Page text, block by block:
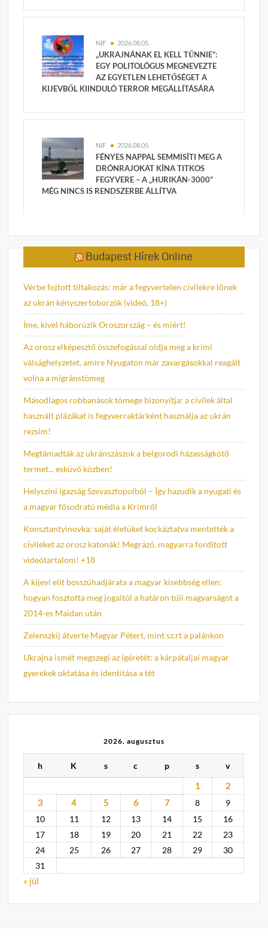
NIF 2026.08.05.
„UKRAJNÁNAK EL KELL TŰNNIE”:
EGY POLITOLÓGUS MEGNEVEZTE
AZ EGYETLEN LEHETŐSÉGET A
KIJEVBŐL KIINDULÓ TERROR MEGÁLLÍTÁSÁRA
NIF 2026.08.05.
FÉNYES NAPPAL SEMMISÍTI MEG A
DRÓNRAJOKAT KÍNA TITKOS
FEGYVERE – A „HURIKÁN-3000”
MÉG NINCS IS RENDSZERBE ÁLLÍTVA
Budapest Hírek Online
Vérbe fojtott tiltakozás: már a fegyvertelen civilekre lőnek
az ukrán kényszertoborzók (videó, 18+)
Íme, kivel háborúzik Oroszország – és miért!
Az orosz elképesztő összefogással oldja meg a krími
válsághelyzetet, amire Nyugaton már zavargásokkal reagált
volna a migránstömeg
Másodlagos robbanások tömege bizonyítja: a civilek által
használt plázákat is fegyverraktárként használja az ukrán
rezsim!
Megtámadták az ukránszászok a belgorodi házasságkötő
termet... esküvő közben!
Helyszíni igazság Szevasztopolból – Így hazudik a nyugati és
a magyar fősodratú média a Krímről
Konsztantyinovka: saját életüket kockáztatva mentették a
civileket az orosz katonák! Megrázó, magyarra fordított
videótartalom! +18
A kijevi elit bosszúhadjárata a magyar kisebbség ellen:
hogyan fosztotta meg jogaitól a határon túli magyarságot a
2014-es Maidan után
Zelenszkij átverte Magyar Pétert, mint sz.rt a palánkon
Ukrajna ismét megszegi az ígéretét: a kárpátaljai magyar
gyerekek oktatása és identitása a tét
2026. augusztus
h K s c p s v
1
2
3
4 5 6 7 8
9
10
11 12 13 14 15
16
17
18 19 20 21 22
23
24
25 26 27 28 29
30
31
« júl